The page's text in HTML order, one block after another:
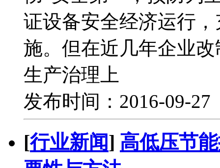
证设备安全经济运行
施。但在近几年企业
生产治理上
发布时间：2016-09-
[行业新闻] 高低压节